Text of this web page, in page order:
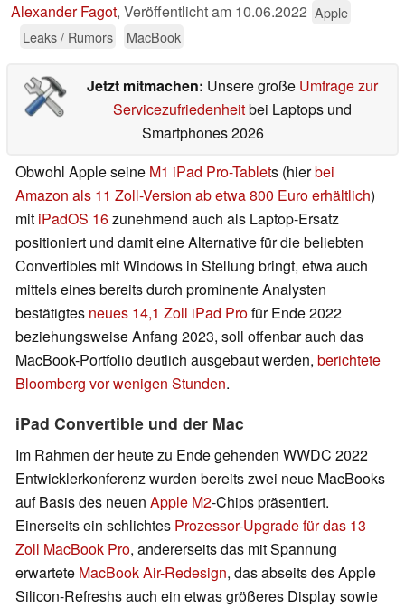
Alexander Fagot, Veröffentlicht am 10.06.2022 Apple
Leaks / Rumors
MacBook
Jetzt mitmachen: Unsere große Umfrage zur
Servicezufriedenheitbei Laptops und
Smartphones 2026
Obwohl Apple seine M1 iPad Pro-Tablets (hierbei
Amazon als 11 Zoll-Version ab etwa 800 Euro erhältlich)
mit iPadOS 16zunehmend auch als Laptop-Ersatz
positioniert und damit eine Alternative für die beliebten
Convertibles mit Windows in Stellung bringt, etwa auch
mittels eines bereits durch prominente Analysten
bestätigtes neues 14,1 Zoll iPad Profür Ende 2022
beziehungsweise Anfang 2023, soll offenbar auch das
MacBook-Portfolio deutlich ausgebaut werden, berichtete
Bloomberg vor wenigen Stunden.
iPad Convertible und der Mac
Im Rahmen der heute zu Ende gehenden WWDC 2022
Entwicklerkonferenz wurden bereits zwei neue MacBooks
auf Basis des neuen Apple M2-Chips präsentiert.
Einerseits ein schlichtes Prozessor-Upgrade für das 13
Zoll MacBook Pro, andererseits das mit Spannung
erwartete MacBook Air-Redesign, das abseits des Apple
Silicon-Refreshs auch ein etwas größeres Display sowie